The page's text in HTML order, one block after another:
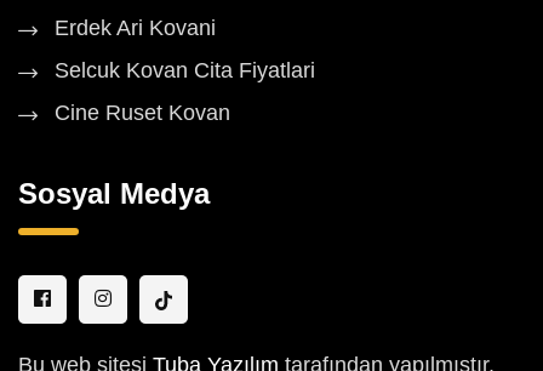
Erdek Ari Kovani
Selcuk Kovan Cita Fiyatlari
Cine Ruset Kovan
Sosyal Medya
Bu web sitesi Tuba Yazılım tarafından yapılmıştır.